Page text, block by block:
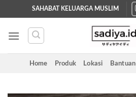
to
content
SAHABAT KELUARGA MUSLIM
Home Produk Lokasi Bantuan